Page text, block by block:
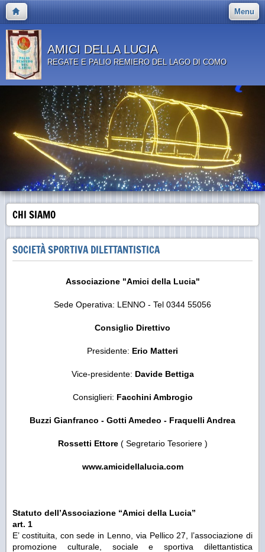
Menu
AMICI DELLA LUCIA
REGATE E PALIO REMIERO DEL LAGO DI COMO
CHI SIAMO
SOCIETÀ SPORTIVA DILETTANTISTICA
Associazione "Amici della Lucia"
Sede Operativa: LENNO - Tel 0344 55056
Consiglio Direttivo
Presidente: Erio Matteri
Vice-presidente: Davide Bettiga
Consiglieri: Facchini Ambrogio
Buzzi Gianfranco - Gotti Amedeo - Fraquelli Andrea
Rossetti Ettore ( Segretario Tesoriere )
www.amicidellalucia.com
Statuto dell’Associazione “Amici della Lucia”
art. 1
E’ costituita, con sede in Lenno, via Pellico 27, l’associazione di
promozione culturale, sociale e sportiva dilettantistica